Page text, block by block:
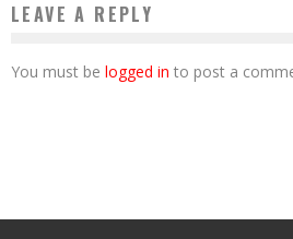
LEAVE A REPLY
You must be logged in to post a